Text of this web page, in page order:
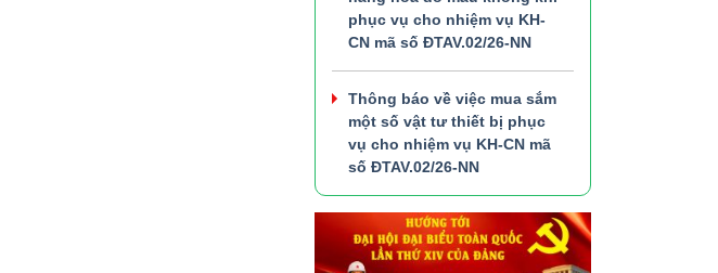
phục vụ cho nhiệm vụ KH-
CN mã số ĐTAV.02/26-NN
Thông báo về việc mua sắm
một số vật tư thiết bị phục
vụ cho nhiệm vụ KH-CN mã
số ĐTAV.02/26-NN